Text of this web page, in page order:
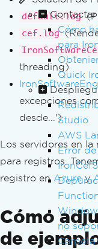
Cómo
para
Quick
Studio
AWS
Error
no
default.log
cef.log
threading)
excepciones
desde...')
Los servidores en
para registros.
registro en Azurey
Cómo
de